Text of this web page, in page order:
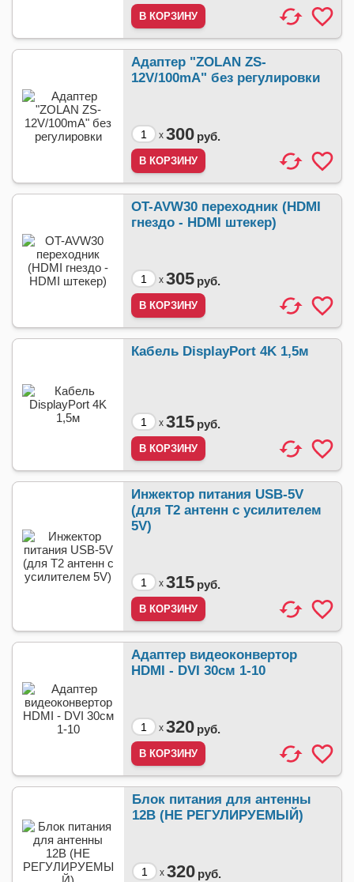
Адаптер "ZOLAN ZS-
12V/100mA" без регулировки
x 300 руб.
OT-AVW30 переходник (HDMI
гнездо - HDMI штекер)
x 305 руб.
Кабель DisplayPort 4K 1,5м
x 315 руб.
Инжектор питания USB-5V
(для Т2 антенн с усилителем
5V)
x 315 руб.
Адаптер видеоконвертор
HDMI - DVI 30см 1-10
x 320 руб.
Блок питания для антенны
12В (НЕ РЕГУЛИРУЕМЫЙ)
x 320 руб.